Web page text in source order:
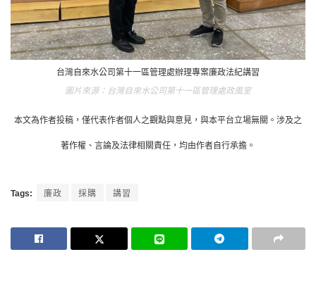
台灣自來水公司第十一區管理處辦理專案廉政法紀講習
台灣自來水公司第十一區管理處政風室
本文為作者投稿，僅代表作者個人之觀點與意見，與本平台立場無關。涉及之
著作權、言論及法律相關責任，均由作者自行承擔。
Tags: 廉政 採購 講習